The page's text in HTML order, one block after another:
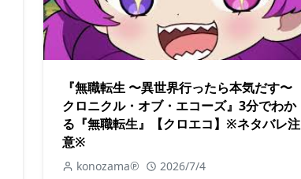
『無職転生 〜異世界行ったら本気だす〜
クロニクル・オブ・エコーズ』3分でわか
る『無職転生』【クロエコ】※ネタバレ注
意※
konozama℗ 2026/7/4